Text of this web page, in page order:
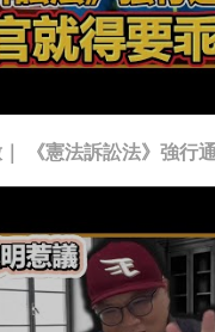
《憲法訴訟法》強行